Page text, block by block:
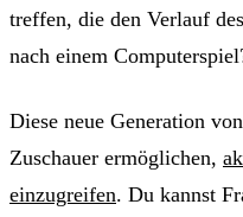
treffen, die den Verlauf
nach einem
Diese neue Generation
Zuschauer ermöglichen,
einzugreifen. Du kannst